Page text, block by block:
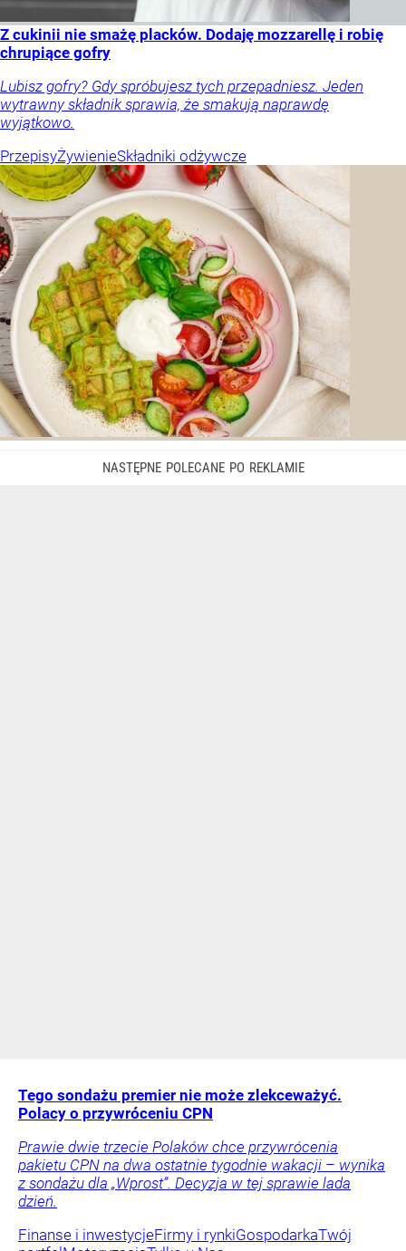
Z cukinii nie smażę placków. Dodaję mozzarellę i robię
chrupiące gofry
Lubisz gofry? Gdy spróbujesz tych przepadniesz. Jeden
wytrawny składnik sprawia, że smakują naprawdę
wyjątkowo.
PrzepisyŻywienieSkładniki odżywcze
Tego sondażu premier nie może zlekceważyć.
Polacy o przywróceniu CPN
Prawie dwie trzecie Polaków chce przywrócenia
pakietu CPN na dwa ostatnie tygodnie wakacji – wynika
z sondażu dla „Wprost”. Decyzja w tej sprawie lada
dzień.
Finanse i inwestycjeFirmy i rynkiGospodarkaTwój